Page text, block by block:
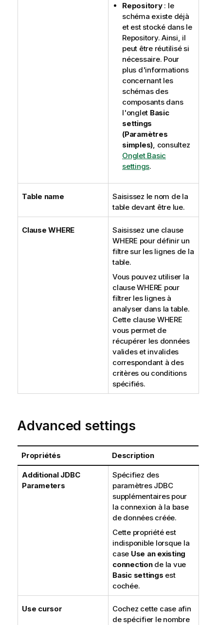
Repository: le
schéma existe déjà
et est stocké dans le
Repository. Ainsi, il
peut être réutilisé si
nécessaire. Pour
plus d'informations
concernant les
schémas des
composants dans
l'onglet Basic
settings
(Paramètres
simples), consultez
Onglet Basic
settings.
Table name
Saisissez le nom de la
table devant être lue.
Clause WHERE
Saisissez une clause
WHERE pour définir un
filtre sur les lignes de la
table.
Vous pouvez utiliser la
clause WHERE pour
filtrer les lignes à
analyser dans la table.
Cette clause WHERE
vous permet de
récupérer les données
valides et invalides
correspondant à des
critères ou conditions
spécifiés.
Advanced settings
Propriétés Description
Additional JDBC
Parameters
Spécifiez des
paramètres JDBC
supplémentaires pour
la connexion à la base
de données créée.
Cette propriété est
indisponible lorsque la
case Use an existing
connectionde la vue
Basic settings est
cochée.
Use cursor
Cochez cette case afin
de spécifier le nombre